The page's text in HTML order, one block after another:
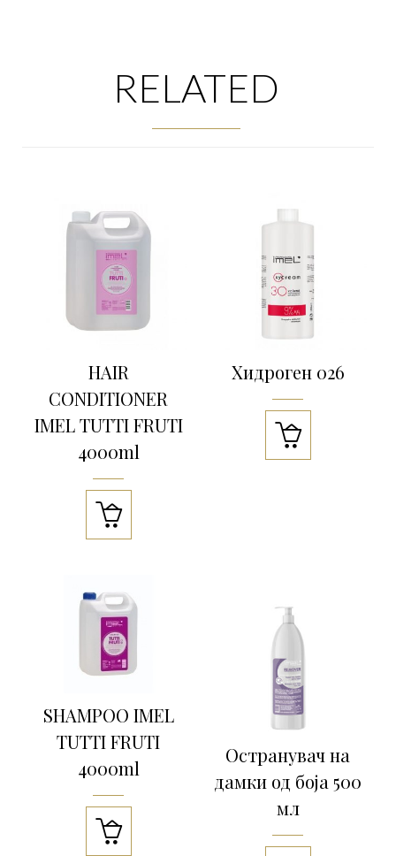
RELATED
HAIR
CONDITIONER
IMEL TUTTI FRUTI
4000ml

Хидроген 026

SHAMPOO IMEL
TUTTI FRUTI
4000ml

Остранувач на
дамки од боја 500
мл